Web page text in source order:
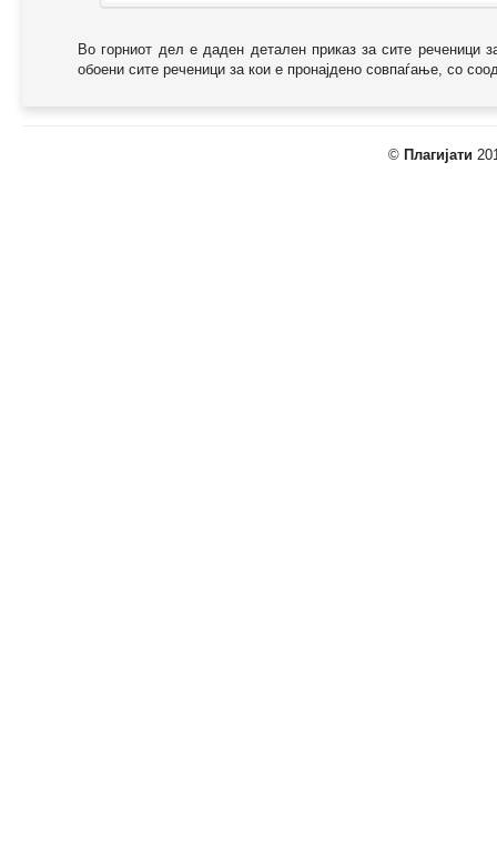
Во горниот дел е даден детален приказ за сите реченици
обоени сите реченици за кои е пронајдено совпаѓање, со
© Плагијати